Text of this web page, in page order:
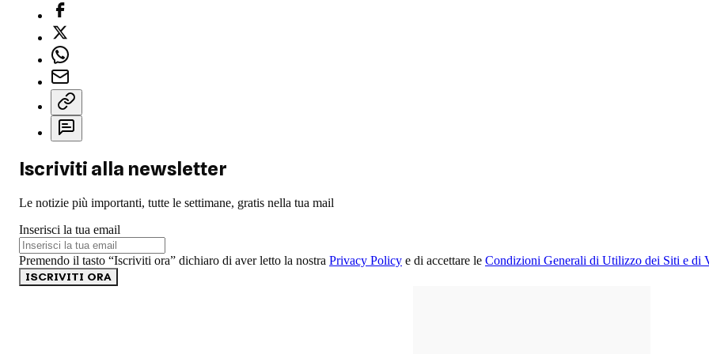
Iscriviti alla newsletter
Le notizie più importanti, tutte le settimane, gratis nella tua mail
Inserisci la tua email
Premendo il tasto “Iscriviti ora” dichiaro di aver letto la nostra Privacy Policy e di accettare le Condizioni Generali di Utilizzo dei Siti e di
ISCRIVITI ORA